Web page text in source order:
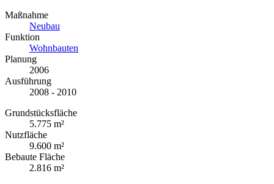
Maßnahme
Neubau
Funktion
Wohnbauten
Planung
2006
Ausführung
2008 - 2010
Grundstücksfläche
5.775 m²
Nutzfläche
9.600 m²
Bebaute Fläche
2.816 m²